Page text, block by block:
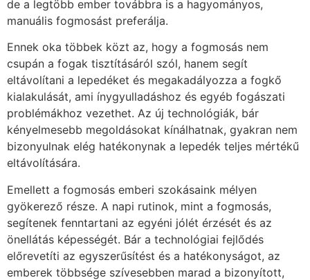
de a legtöbb ember továbbra is a hagyományos,
manuális fogmosást preferálja.
Ennek oka többek közt az, hogy a fogmosás nem
csupán a fogak tisztításáról szól, hanem segít
eltávolítani a lepedéket és megakadályozza a fogkő
kialakulását, ami ínygyulladáshoz és egyéb fogászati
problémákhoz vezethet. Az új technológiák, bár
kényelmesebb megoldásokat kínálhatnak, gyakran nem
bizonyulnak elég hatékonynak a lepedék teljes mértékű
eltávolítására.
Emellett a fogmosás emberi szokásaink mélyen
gyökerező része. A napi rutinok, mint a fogmosás,
segítenek fenntartani az egyéni jólét érzését és az
önellátás képességét. Bár a technológiai fejlődés
előrevetíti az egyszerűsítést és a hatékonyságot, az
emberek többsége szívesebben marad a bizonyított,